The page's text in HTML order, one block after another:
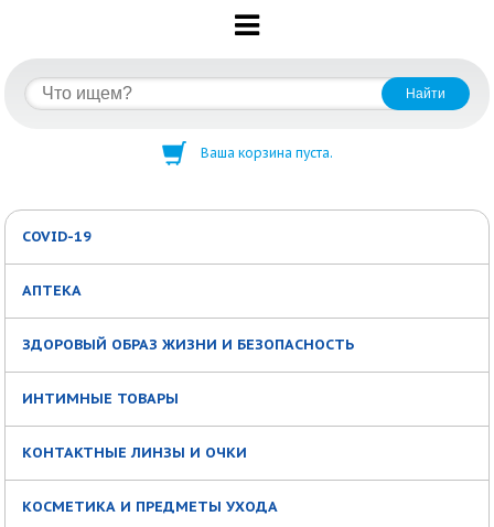
Ваша корзина пуста.
COVID-19
АПТЕКА
ЗДОРОВЫЙ ОБРАЗ ЖИЗНИ И БЕЗОПАСНОСТЬ
ИНТИМНЫЕ ТОВАРЫ
КОНТАКТНЫЕ ЛИНЗЫ И ОЧКИ
КОСМЕТИКА И ПРЕДМЕТЫ УХОДА